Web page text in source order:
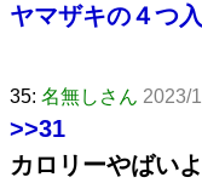
ヤマザキの４つ
35: 名無しさん 2023/
>>31
カロリーやばい